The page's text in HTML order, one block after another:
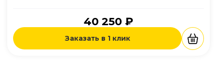
40 250 ₽
Заказать в 1 клик